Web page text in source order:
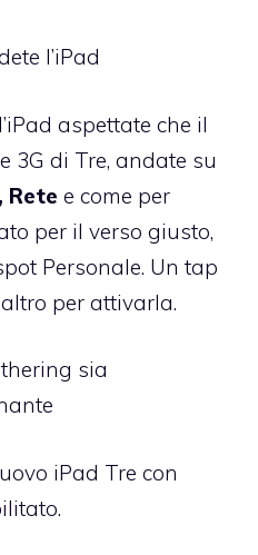
l’iPad
aspettate che il
3G di Tre, andate su
Rete e come per
per il verso giusto,
Personale. Un tap
per attivarla.
sia
iPad Tre con